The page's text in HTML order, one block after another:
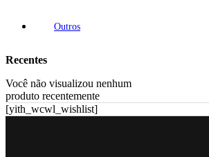
Outros
Recentes
Você não visualizou nenhum
produto recentemente
[yith_wcwl_wishlist]